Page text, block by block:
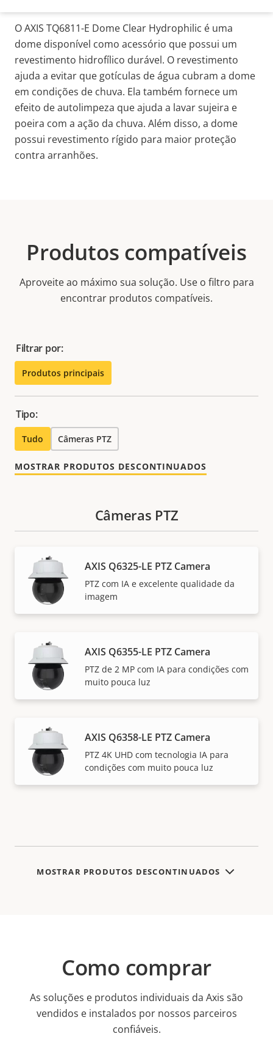
O AXIS TQ6811-E Dome Clear Hydrophilic é uma
dome disponível como acessório que possui um
revestimento hidrofílico durável. O revestimento
ajuda a evitar que gotículas de água cubram a dome
em condições de chuva. Ela também fornece um
efeito de autolimpeza que ajuda a lavar sujeira e
poeira com a ação da chuva. Além disso, a dome
possui revestimento rígido para maior proteção
contra arranhões.
Produtos compatíveis
Aproveite ao máximo sua solução. Use o filtro para
encontrar produtos compatíveis.
Filtrar por:
Produtos principais
Tipo:
Tudo Câmeras PTZ
MOSTRAR PRODUTOS DESCONTINUADOS
Câmeras PTZ
AXIS Q6325-LE PTZ Camera
PTZ com IA e excelente qualidade da
imagem
AXIS Q6355-LE PTZ Camera
PTZ de 2 MP com IA para condições com
muito pouca luz
AXIS Q6358-LE PTZ Camera
PTZ 4K UHD com tecnologia IA para
condições com muito pouca luz
MOSTRAR PRODUTOS DESCONTINUADOS
Como comprar
As soluções e produtos individuais da Axis são
vendidos e instalados por nossos parceiros
confiáveis.